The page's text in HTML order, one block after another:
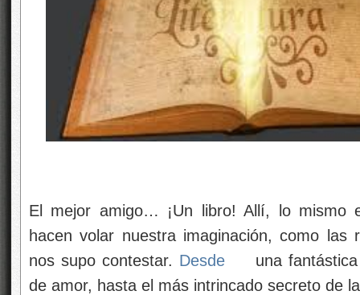
El mejor amigo… ¡Un libro! Allí, lo mismo
hacen volar nuestra imaginación, como las
nos supo contestar. Desde
una
de amor, hasta el más intrincado secreto de